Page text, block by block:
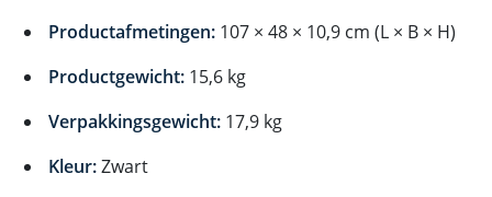
Productafmetingen: 107 × 48 × 10,9 cm (L × B × H)
Productgewicht: 15,6 kg
Verpakkingsgewicht: 17,9 kg
Kleur:Zwart